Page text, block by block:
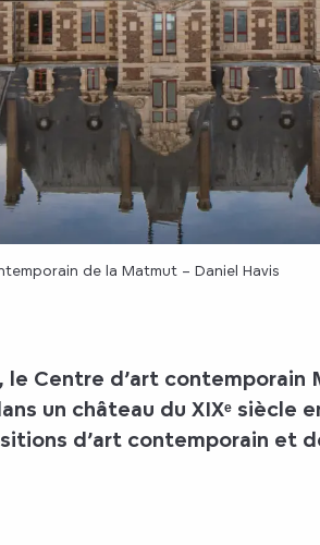
de la Matmut – Daniel Havis
Centre d’art
un château du XIXᵉ siècle
d’art contemporain et